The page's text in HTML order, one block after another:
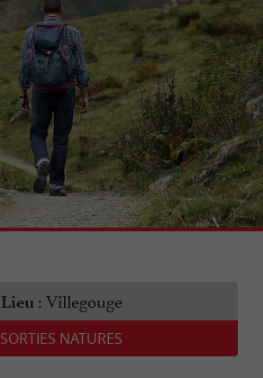
Lieu : Villegouge
SORTIES NATURES